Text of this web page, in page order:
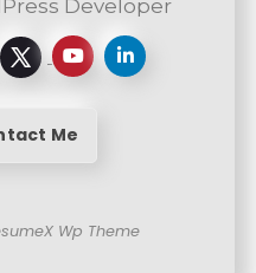
Developer
Me
Wp Theme